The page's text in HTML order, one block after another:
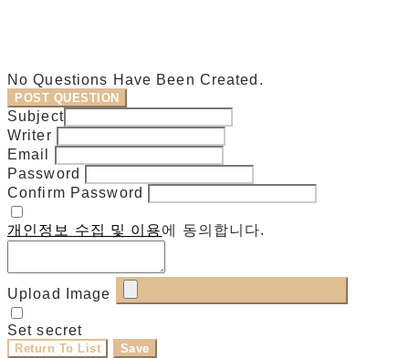
No Questions Have Been Created.
POST QUESTION
Subject
Writer
Email
Password
Confirm Password
개인정보 수집 및 이용에 동의합니다.
Upload Image
Set secret
Return To List Save